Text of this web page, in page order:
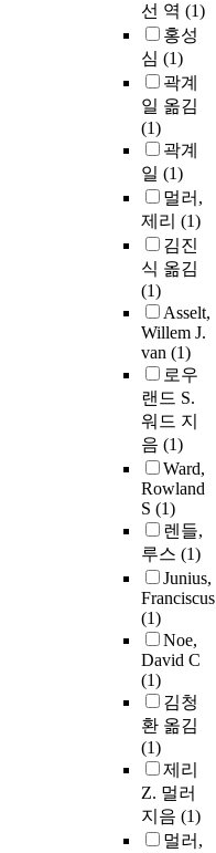
선 역 (1)
홍성
심 (1)
곽계
일 옮김
(1)
곽계
일 (1)
멀러,
제리 (1)
김진
식 옮김
(1)
Asselt,
Willem J.
van (1)
로우
랜드 S.
워드 지
음 (1)
Ward,
Rowland
S (1)
렌들,
루스 (1)
Junius,
Franciscus
(1)
Noe,
David C
(1)
김청
환 옮김
(1)
제리
Z. 멀러
지음 (1)
멀러,